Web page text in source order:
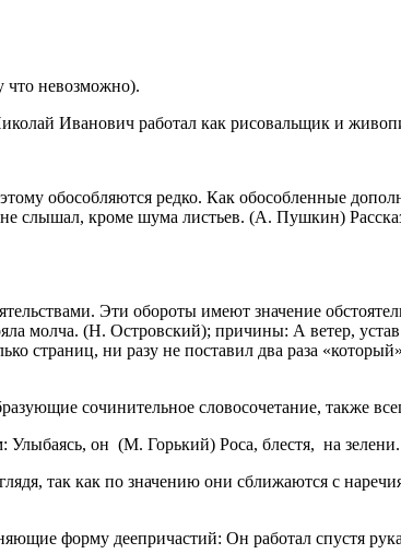
что невозможно).
Иванович работал как рисовальщик и
обособляются редко. Как обособленные
слышал, кроме шума листьев. (А. Пушкин)
Эти обороты имеют значение
молча. (Н. Островский); причины: А ветер,
страниц, ни разу не поставил два раза
сочинительное словосочетание, также
Улыбаясь, он (М. Горький) Роса, блестя, на
так как по значению они сближаются с
форму деепричастий: Он работал спустя